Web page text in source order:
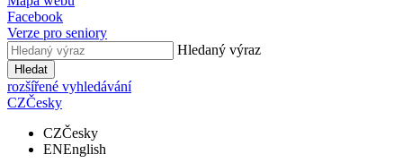
Facebook
Verze pro seniory
Hledaný výraz
Hledat
rozšířené vyhledávání
CZČesky
CZČesky
ENEnglish